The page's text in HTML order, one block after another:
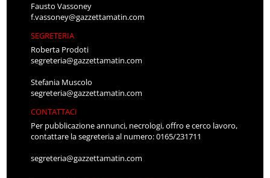
Fausto Vassoney
f.vassoney@gazzettamatin.com
SEGRETERIA
Roberta Prodoti
segreteria@gazzettamatin.com
Stefania Muscolo
segreteria@gazzettamatin.com
CONTATTACI
Per pubblicazione annunci, necrologi, offro e cerco lavoro,
contattare la segreteria al numero: 0165/231711
segreteria@gazzettamatin.com